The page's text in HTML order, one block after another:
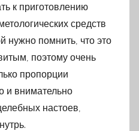
к приготовлению
средств
нужно помнить, что это
поэтому очень
пропорции
и внимательно
настоев,